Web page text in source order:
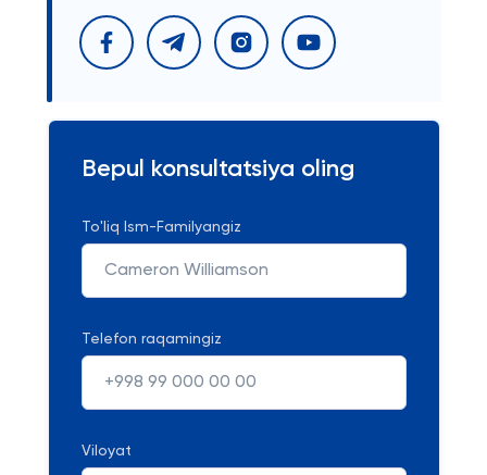
Bepul konsultatsiya oling
To'liq Ism-Familyangiz
Telefon raqamingiz
Viloyat